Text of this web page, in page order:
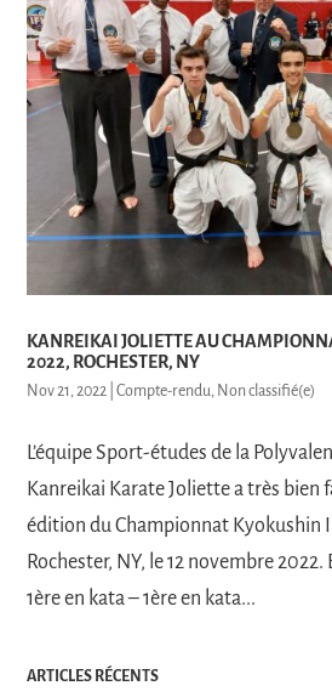
KANREIKAI JOLIETTE AU
2022, ROCHESTER, NY
Nov 21, 2022 |Compte-rendu, Non classifié(e)
L’équipe Sport-études de la
Kanreikai Karate Joliette a très bien
édition du Championnat Kyokushin
Rochester, NY, le 12 novembre
1ère en kata – 1ère en kata...
ARTICLES RÉCENTS